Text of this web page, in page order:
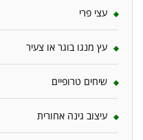
עצי פרי
עץ מנגו בוגר או צעיר
שיחים טרופיים
עיצוב גינה אחורית